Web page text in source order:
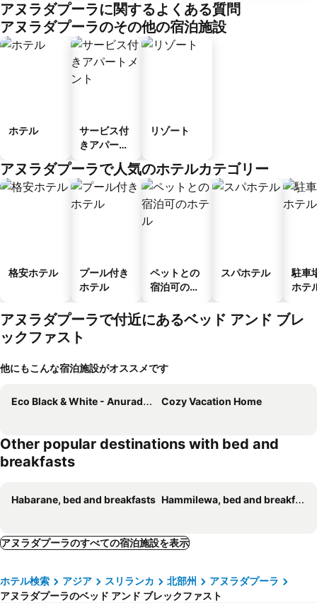
アヌラダプーラに関するよくある質問
アヌラダプーラのその他の宿泊施設
ホテル
サービス付
きアパート
リゾート
アヌラダプーラで人気のホテルカテゴリー
格安ホテル
プール付き
ホテル
ペットとの
宿泊可のホ
スパホテル
駐車
ホテ
アヌラダプーラで付近にあるベッド アンド ブレ
ックファスト
他にもこんな宿泊施設がオススメです
Eco Black & White - Anuradhapura Cozy Vacation Home
Other popular destinations with bed and
breakfasts
Habarane, bed and breakfasts Hammilewa, bed and breakfasts
アヌラダプーラのすべての宿泊施設を表示
ホテル検索 アジア スリランカ 北部州
アヌラダプーラ
アヌラダプーラのベッド アンド ブレックファスト